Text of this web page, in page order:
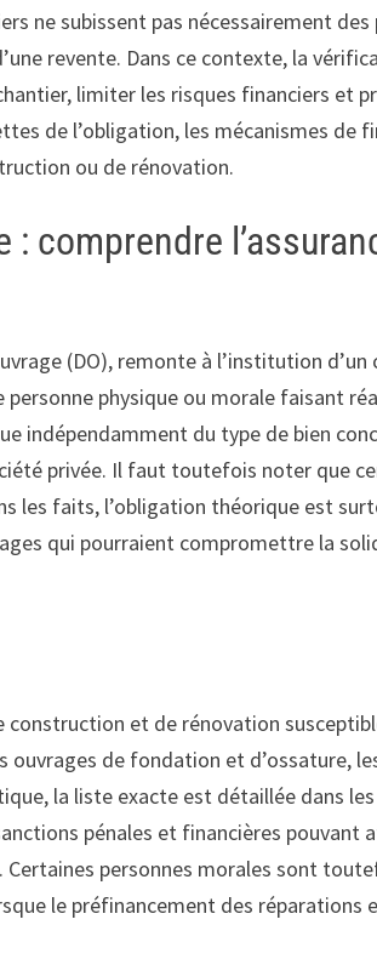
subissent pas nécessairement des
revente. Dans ce contexte, la
limiter les risques financiers et
de l’obligation, les mécanismes de
ou de rénovation.
comprendre
(DO), remonte à l’institution
physique ou morale faisant
indépendamment du type de bien
privée. Il faut toutefois noter que
les faits, l’obligation théorique est
qui pourraient compromettre la
et de rénovation
de fondation et d’ossature,
la liste exacte est détaillée dans
pénales et financières pouvant
personnes morales sont
le préfinancement des réparations